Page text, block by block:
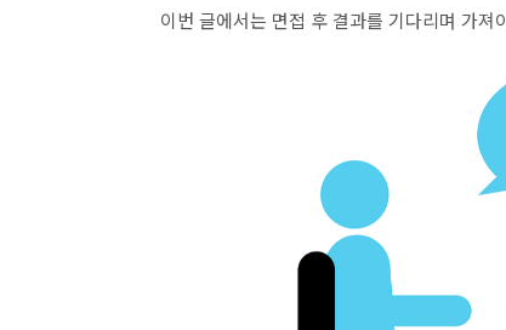
이번 글에서는 면접 후 결과를 기다리며 가